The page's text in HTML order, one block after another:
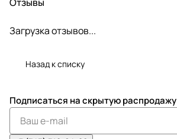
Загрузка отзывов...
Назад к списку
Подписаться на скрытую распродажу